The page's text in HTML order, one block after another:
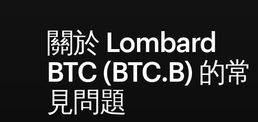
關於 Lombard
BTC (BTC.B) 的常
見問題